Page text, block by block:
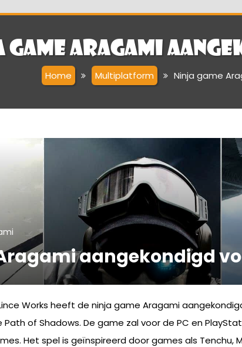
game Aragami
Home Multiplatform Ninja game
aangekondigd
Works heeft de ninja game Aragami
Path of Shadows. De game zal voor de PC en
Het spel is geïnspireerd door games als Tenchu,